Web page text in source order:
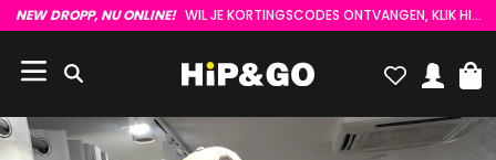
NEW DROPP, NU ONLINE! WIL JE KORTINGSCODES ONTVANGEN, KLIK HIER :)